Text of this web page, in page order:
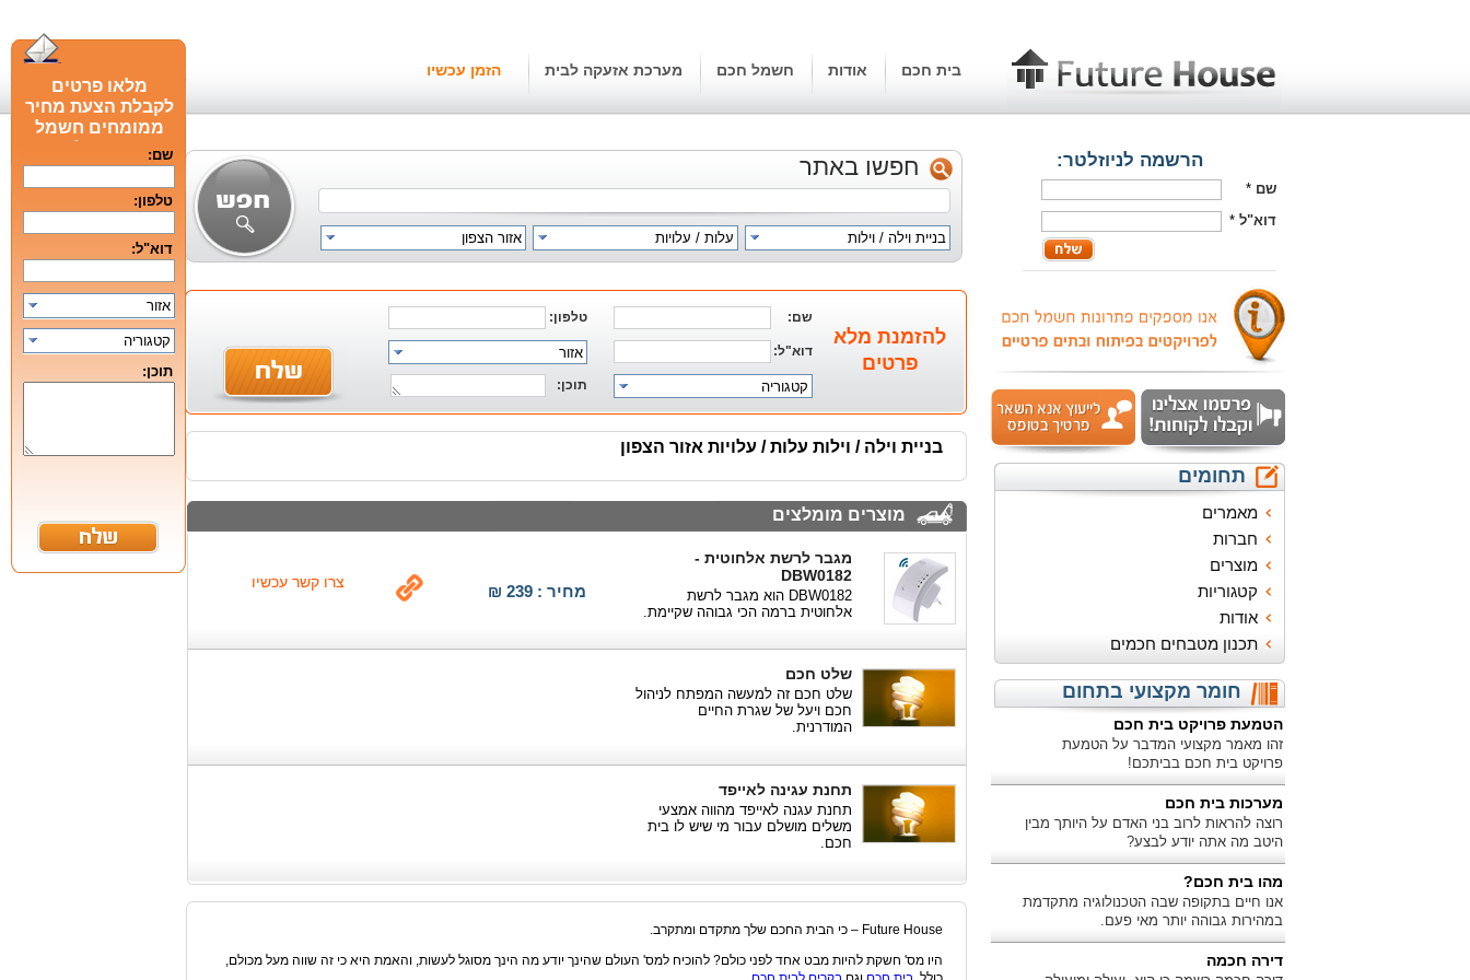
בית חכם אודות חשמל חכם מערכת אזעקה לבית הזמן עכשיו
הרשמה לניוזלטר:
שם *
דוא"ל *
תחומים
מאמרים
חברות
מוצרים
קטגוריות
אודות
תכנון מטבחים חכמים
חומר מקצועי בתחום
הטמעת פרויקט בית חכם
זהו מאמר מקצועי המדבר על הטמעת
פרויקט בית חכם בביתכם!
מערכות בית חכם
רוצה להראות לרוב בני האדם על היותך מבין
היטב מה אתה יודע לבצע?
מהו בית חכם?
אנו חיים בתקופה שבה הטכנולוגיה מתקדמת
במהירות גבוהה יותר מאי פעם.
דירה חכמה
חפשו באתר
בניית וילה / וילות עלות / עלויות אזור הצפון
להזמנת מלא
פרטים
שם: טלפון:
דוא"ל: אזור
קטגוריה תוכן:
בניית וילה / וילות עלות / עלויות אזור הצפון
מוצרים מומלצים
מגבר לרשת אלחוטית -
DBW0182
DBW0182 הוא מגבר לרשת
אלחוטית ברמה הכי גבוהה שקיימת.
מחיר : 239 ₪ צרו קשר עכשיו
שלט חכם
שלט חכם זה למעשה המפתח לניהול
חכם ויעל של שגרת החיים
המודרנית.
תחנת עגינה לאייפד
תחנת עגנה לאייפד מהווה אמצעי
משלים מושלם עבור מי שיש לו בית
חכם.
Future House – כי הבית החכם שלך מתקדם ומתקרב.
היו מס' חשקת להיות מבט אחד לפני כולם? להוכיח למס' העולם שהינך יודע מה הינך מסוגל לעשות, והאמת היא כי זה שווה מעל מכולם,
מלאו פרטים
לקבלת הצעת מחיר
ממומחים חשמל
חכם מומלציםשם:
טלפון:
דוא"ל:
אזור
קטגוריה
תוכן: